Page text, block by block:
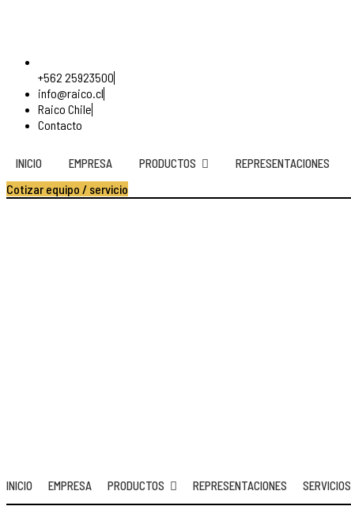
+562 25923500
info@raico.cl
Raico Chile
Contacto
INICIO EMPRESA PRODUCTOS REPRESENTACIONES
Cotizar equipo / servicio
INICIO EMPRESA PRODUCTOS REPRESENTACIONES SERVICIOS